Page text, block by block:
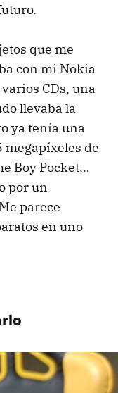
que me
con mi Nokia
CDs, una
llevaba la
ya tenía una
de
Boy Pocket…
por un
parece
en uno